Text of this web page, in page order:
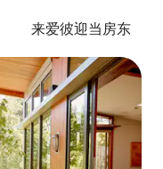
来爱彼迎当房东